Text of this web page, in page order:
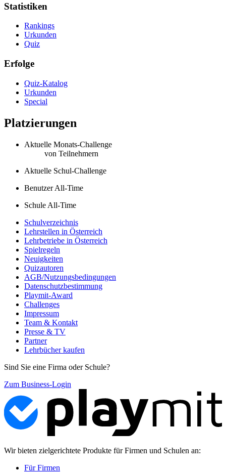
Statistiken
Rankings
Urkunden
Quiz
Erfolge
Quiz-Katalog
Urkunden
Special
Platzierungen
Aktuelle Monats-Challenge
von Teilnehmern
Aktuelle Schul-Challenge
Benutzer All-Time
Schule All-Time
Schulverzeichnis
Lehrstellen in Österreich
Lehrbetriebe in Österreich
Spielregeln
Neuigkeiten
Quizautoren
AGB/Nutzungsbedingungen
Datenschutzbestimmung
Playmit-Award
Challenges
Impressum
Team & Kontakt
Presse & TV
Partner
Lehrbücher kaufen
Sind Sie eine Firma oder Schule?
Zum Business-Login
Wir bieten zielgerichtete Produkte für Firmen und Schulen an:
Für Firmen